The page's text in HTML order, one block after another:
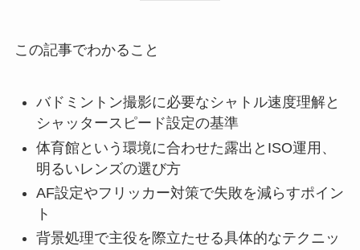
この記事でわかること
バドミントン撮影に必要なシャトル速度理解と
シャッタースピード設定の基準
体育館という環境に合わせた露出とISO運用、
明るいレンズの選び方
AF設定やフリッカー対策で失敗を減らすポイン
ト
背景処理で主役を際立たせる具体的なテクニッ